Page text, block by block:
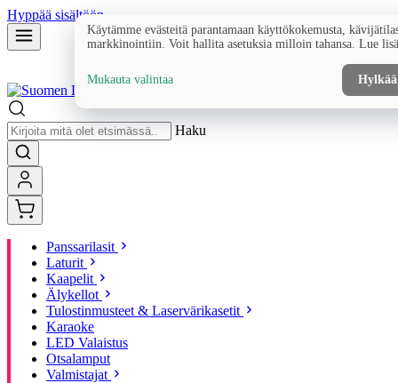
Hyppää sisältöön
Haku
Panssarilasit
Laturit
Kaapelit
Älykellot
Tulostinmusteet & Laservärikasetit
Karaoke
LED Valaistus
Otsalamput
Valmistajat
Käytämme evästeitä parantamaan käyttökokemusta,
markkinointiin. Voit hallita asetuksia milloin tahansa. Lue
Mukauta valintaa Hylkää